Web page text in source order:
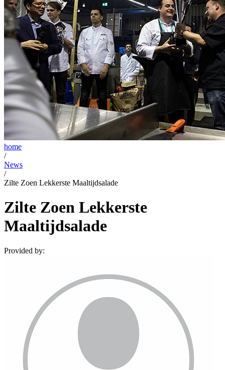
home
/
News
/
Zilte Zoen Lekkerste Maaltijdsalade
Zilte Zoen Lekkerste
Maaltijdsalade
Provided by: